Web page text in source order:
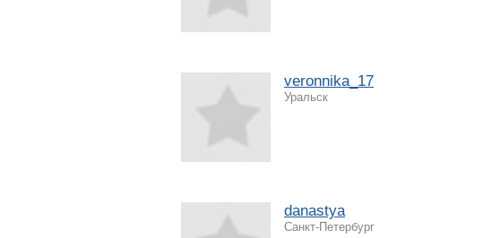
veronnika_17
Уральск
danastya
Санкт-Петербург